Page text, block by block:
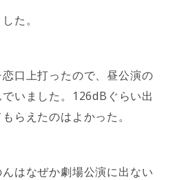
た。
口上打ったので、昼公演の
いました。126dBぐらい出
らえたのはよかった。
はなぜか劇場公演に出ない